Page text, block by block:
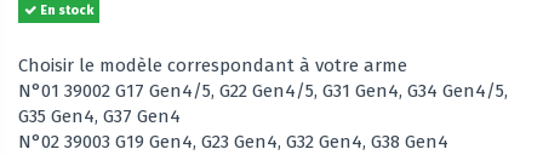
En stock
Choisir le modèle correspondant à votre arme
N°01 39002 G17 Gen4/5, G22 Gen4/5, G31 Gen4, G34 Gen4/5,
G35 Gen4, G37 Gen4
N°02 39003 G19 Gen4, G23 Gen4, G32 Gen4, G38 Gen4